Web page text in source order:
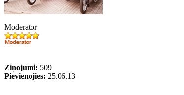
Moderator
Ziņojumi: 509
Pievienojies: 25.06.13